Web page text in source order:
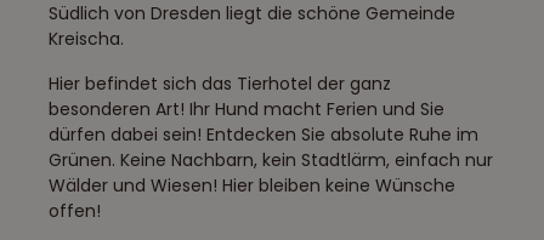
Südlich von Dresden liegt die schöne Gemeinde
Kreischa.
Hier befindet sich das Tierhotel der ganz
besonderen Art! Ihr Hund macht Ferien und Sie
dürfen dabei sein! Entdecken Sie absolute Ruhe im
Grünen. Keine Nachbarn, kein Stadtlärm, einfach nur
Wälder und Wiesen! Hier bleiben keine Wünsche
offen!